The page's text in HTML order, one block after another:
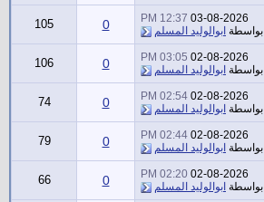
03-08-2026
12:37 PM
بواسطة ابوالوليد المسلم 0
105
02-08-2026
03:05 PM
بواسطة ابوالوليد المسلم 0
106
02-08-2026
02:54 PM
بواسطة ابوالوليد المسلم 0
74
02-08-2026
02:44 PM
بواسطة ابوالوليد المسلم 0
79
02-08-2026
02:20 PM
بواسطة ابوالوليد المسلم 0
66